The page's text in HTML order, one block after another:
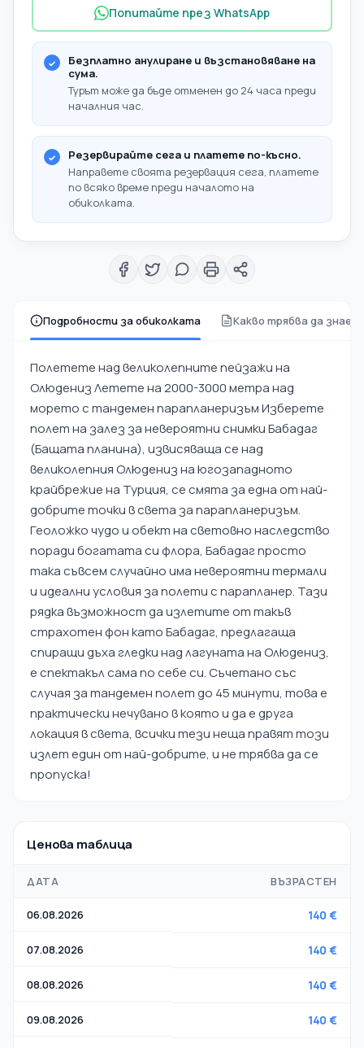
Подробности за обиколката Какво трябва да
Полетете над великолепните пейзажи на
Олюдениз Летете на 2000-3000 метра над
морето с тандемен парапланеризъм Изберете
полет на залез за невероятни снимки Бабадаг
(Бащата планина), извисяваща се над
великолепния Олюдениз на югозападното
крайбрежие на Турция, се смята за една от най-
добрите точки в света за парапланеризъм.
Геоложко чудо и обект на световно наследство
поради богатата си флора, Бабадаг просто
така съвсем случайно има невероятни термали
и идеални условия за полети с парапланер. Тази
рядка възможност да излетите от такъв
страхотен фон като Бабадаг, предлагаща
спиращи дъха гледки над лагуната на Олюдениз,
е спектакъл сама по себе си. Съчетано със
случая за тандемен полет до 45 минути, това е
практически нечувано в която и да е друга
локация в света, всички тези неща правят този
излет един от най-добрите, и не трябва да се
пропуска!
Ценова таблица
ДАТА ВЪЗРАСТЕН
06.08.2026 140 €
07.08.2026 140 €
08.08.2026 140 €
09.08.2026 140 €
Попитайте през WhatsApp
Безплатно анулиране и възстановяване на
сума.
Турът може да бъде отменен до 24 часа преди
началния час.
Резервирайте сега и платете по-късно.
Направете своята резервация сега, платете
по всяко време преди началото на
обиколката.